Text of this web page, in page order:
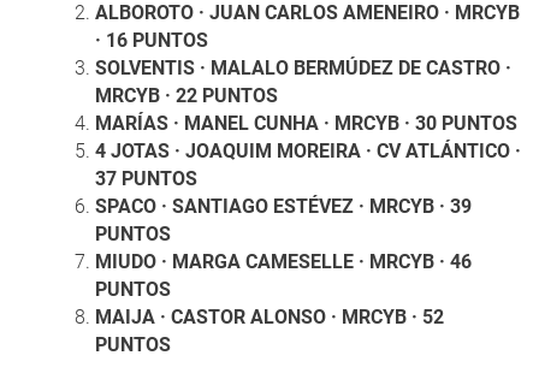
ALBOROTO · JUAN CARLOS AMENEIRO · MRCYB
· 16 PUNTOS
SOLVENTIS · MALALO BERMÚDEZ DE CASTRO ·
MRCYB · 22 PUNTOS
MARÍAS · MANEL CUNHA · MRCYB · 30 PUNTOS
4 JOTAS · JOAQUIM MOREIRA · CV ATLÁNTICO ·
37 PUNTOS
SPACO · SANTIAGO ESTÉVEZ · MRCYB · 39
PUNTOS
MIUDO · MARGA CAMESELLE · MRCYB · 46
PUNTOS
MAIJA · CASTOR ALONSO · MRCYB · 52
PUNTOS